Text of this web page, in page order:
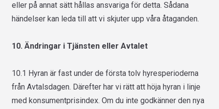
eller på annat sätt hållas ansvariga för detta. Sådana
händelser kan leda till att vi skjuter upp våra åtaganden.
10. Ändringar i Tjänsten eller Avtalet
10.1 Hyran är fast under de första tolv hyresperioderna
från Avtalsdagen. Därefter har vi rätt att höja hyran i linje
med konsumentprisindex. Om du inte godkänner den nya